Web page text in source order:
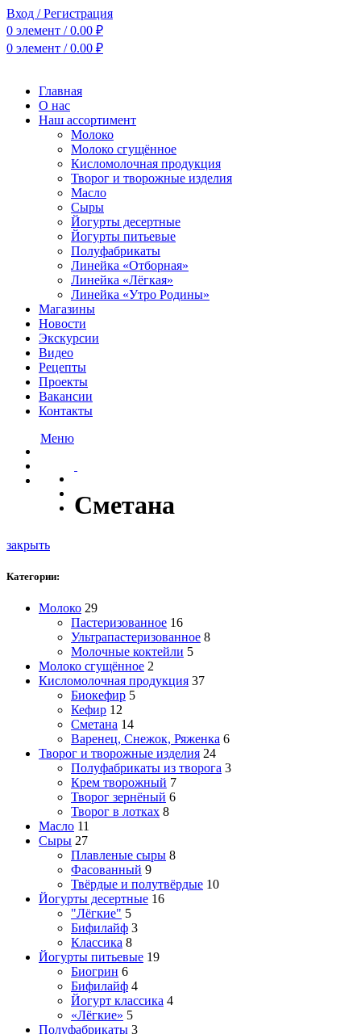
Вход / Регистрация
0 элемент / 0.00 ₽
0 элемент / 0.00 ₽
Главная
О нас
Наш ассортимент
Молоко
Молоко сгущённое
Кисломолочная продукция
Творог и творожные изделия
Масло
Сыры
Йогурты десертные
Йогурты питьевые
Полуфабрикаты
Линейка «Отборная»
Линейка «Лёгкая»
Линейка «Утро Родины»
Магазины
Новости
Экскурсии
Видео
Рецепты
Проекты
Вакансии
Контакты
Меню
Сметана
закрыть
Категории:
Молоко 29
Пастеризованное 16
Ультрапастеризованное 8
Молочные коктейли 5
Молоко сгущённое 2
Кисломолочная продукция 37
Биокефир 5
Кефир 12
Сметана 14
Варенец, Снежок, Ряженка 6
Творог и творожные изделия 24
Полуфабрикаты из творога 3
Крем творожный 7
Творог зернёный 6
Творог в лотках 8
Масло 11
Сыры 27
Плавленые сыры 8
Фасованный 9
Твёрдые и полутвёрдые 10
Йогурты десертные 16
"Лёгкие" 5
Бифилайф 3
Классика 8
Йогурты питьевые 19
Биогрин 6
Бифилайф 4
Йогурт классика 4
«Лёгкие» 5
Полуфабрикаты 3